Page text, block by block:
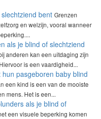
bent Grenzen
en welzijn, vooral wanneer
als je blind of slechtziend
anderen kan een uitdaging zijn
is een vaardigheid...
pasgeboren baby blind
een kind is een van de mooiste
mens. Het is een...
als je blind of
een visuele beperking komen